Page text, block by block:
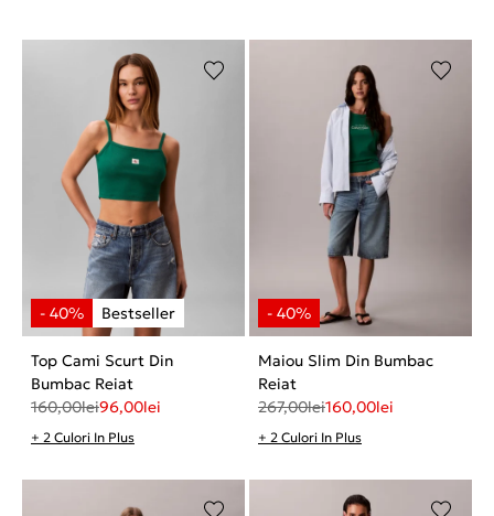
Top Cami Scurt Din
Bumbac Reiat
160,00lei96,00lei
+ 2 Culori In Plus
Maiou Slim Din Bumbac
Reiat
267,00lei160,00lei
+ 2 Culori In Plus